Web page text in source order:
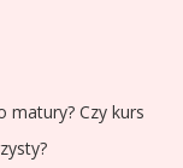
matury? Czy kurs